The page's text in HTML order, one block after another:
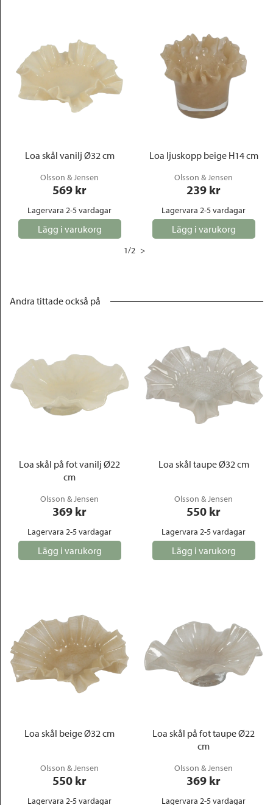
Loa skål vanilj Ø32 cm
Olsson & Jensen
569 kr
Lagervara 2-5 vardagar
Lägg i varukorg
Loa ljuskopp beige H14 cm
Olsson & Jensen
239 kr
Lagervara 2-5 vardagar
Lägg i varukorg
1/2 >
Andra tittade också på
Loa skål på fot vanilj Ø22
cm
Olsson & Jensen
369 kr
Lagervara 2-5 vardagar
Lägg i varukorg
Loa skål taupe Ø32 cm
Olsson & Jensen
550 kr
Lagervara 2-5 vardagar
Lägg i varukorg
Loa skål beige Ø32 cm
Olsson & Jensen
550 kr
Lagervara 2-5 vardagar
Loa skål på fot taupe Ø22
cm
Olsson & Jensen
369 kr
Lagervara 2-5 vardagar